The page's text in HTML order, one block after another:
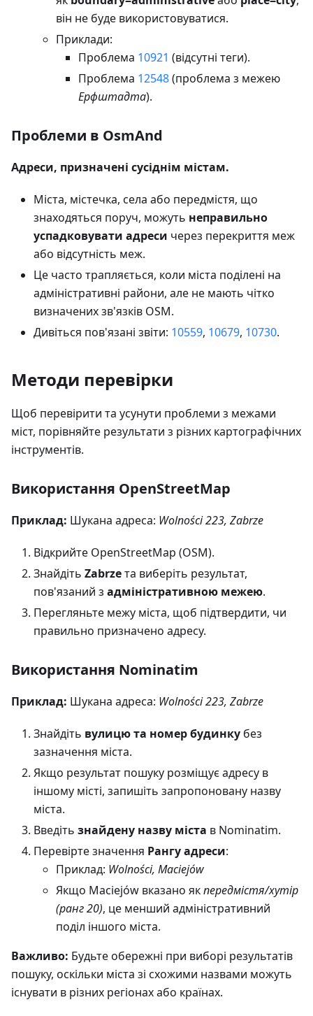
він не буде використовуватися.
Приклади:
Проблема 10921 (відсутні теги).
Проблема 12548(проблема з межею
Ерфштадта).
Проблеми в OsmAnd
Адреси, призначені сусіднім містам.
Міста, містечка, села або передмістя, що
знаходяться поруч, можуть неправильно
успадковувати адреси через перекриття меж
або відсутність меж.
Це часто трапляється, коли міста поділені на
адміністративні райони, але не мають чітко
визначених зв'язків OSM.
Дивіться пов'язані звіти: 10559, 10679, 10730.
Методи перевірки
Щоб перевірити та усунути проблеми з межами
міст, порівняйте результати з різних картографічних
інструментів.
Використання OpenStreetMap
Приклад: Шукана адреса: Wolności 223, Zabrze
Відкрийте OpenStreetMap (OSM).
Знайдіть Zabrzeта виберіть результат,
пов'язаний з адміністративною межею.
Перегляньте межу міста, щоб підтвердити, чи
правильно призначено адресу.
Використання Nominatim
Приклад: Шукана адреса: Wolności 223, Zabrze
Знайдіть вулицю та номер будинку без
зазначення міста.
Якщо результат пошуку розміщує адресу в
іншому місті, запишіть запропоновану назву
міста.
Введіть знайдену назву міста в Nominatim.
Перевірте значення Рангу адреси:
Приклад: Wolności, Maciejów
Якщо Maciejów вказано якпередмістя/хутір
(ранг 20), це менший адміністративний
поділ іншого міста.
Важливо: Будьте обережні при виборі результатів
пошуку, оскільки міста зі схожими назвами можуть
існувати в різних регіонах або країнах.